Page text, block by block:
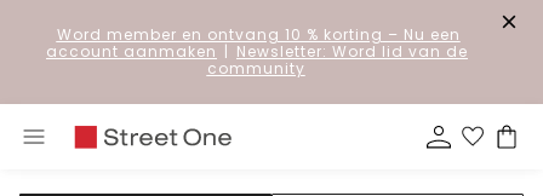
Word member en ontvang 10 % korting – Nu een
account aanmaken | Newsletter: Word lid van de
community